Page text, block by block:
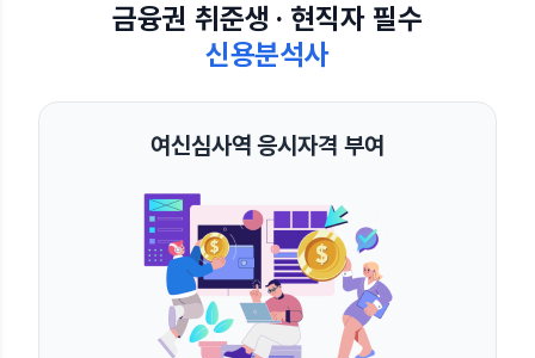
금융권 취준생 · 현직자 필수
신용분석사
여신심사역 응시자격 부여